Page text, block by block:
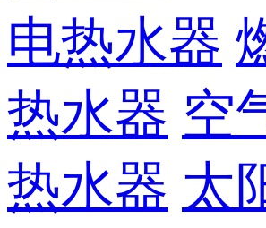
电热水器
热水器 空
热水器 太